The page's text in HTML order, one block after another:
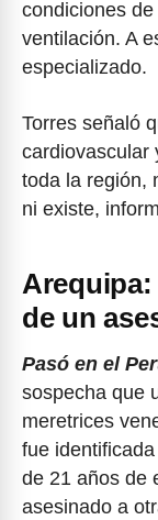
condiciones
ventilación. A
especializado.
Torres señaló
cardiovascular
toda la región,
ni existe,
de un
Pasó en el
sospecha que
meretrices
fue
de 21 años de
asesinado a